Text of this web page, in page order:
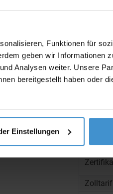
Funktionen für
geben wir Informationen
Analysen weiter. Unsere
bereitgestellt haben oder
Einstellungen
Menge